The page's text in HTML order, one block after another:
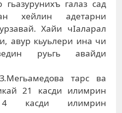
гьазурунихъ галаз сад
хейлин адетарни
Хайи чIаларал
авур кьуьлери ина чи
руьгь авайди
тарс ва
21 касди илимрин
4 касди илимрин